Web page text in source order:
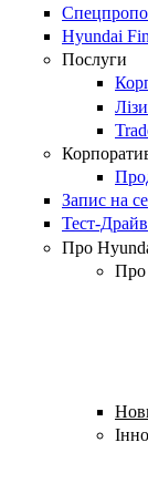
Hyundai
Послуги
Запис на
Тест-Драйв
Про
Про